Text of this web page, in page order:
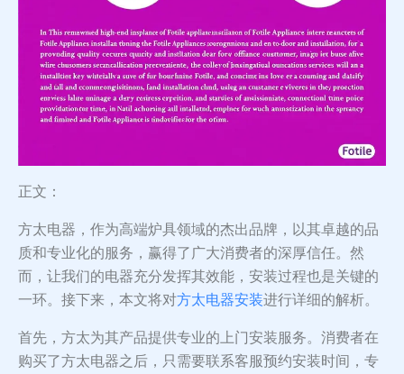
正文：
方太电器，作为高端炉具领域的杰出品牌，以其卓越的品
质和专业化的服务，赢得了广大消费者的深厚信任。然
而，让我们的电器充分发挥其效能，安装过程也是关键的
一环。接下来，本文将对方太电器安装进行详细的解析。
首先，方太为其产品提供专业的上门安装服务。消费者在
购买了方太电器之后，只需要联系客服预约安装时间，专